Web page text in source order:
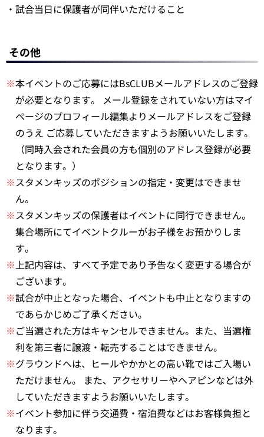
・試合当日に保護者が同伴いただけること
その他
※本イベントのご応募にはBsCLUBメールアドレスのご登録
が必要となります。 メール登録をされていない方はマイ
ページのプロフィール編集よりメールアドレスをご登録
のうえ ご応募していただきますようお願いいたします。
（同時入会された会員の方も個別のアドレス登録が必要
となります。）
※スタメンキッズのポジションの指定・変更はできませ
ん。
※スタメンキッズの保護者はイベントに同行できません。
集合場所にてイベントクルーがお子様をお預かりしま
す。
※上記内容は、すべて予定であり予告なく変更する場合が
ございます。
※試合が中止となった場合、イベントも中止となりますの
であらかじめご了承ください。
※ご当選された方はキャンセルできません。また、当選権
利を第三者に譲渡・転売することはできません。
※グラウンドへは、ヒールやかかとの高い靴ではご入場い
ただけません。 また、アクセサリーやヘアピンなどは外
していただきますようお願いいたします。
※イベント参加に伴う交通費・宿泊費などはお客様負担と
なります。